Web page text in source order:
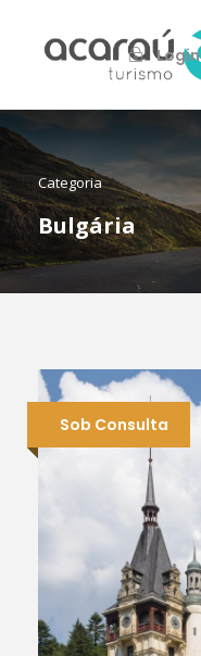
Login
Categoria
Bulgária
Sob Consulta